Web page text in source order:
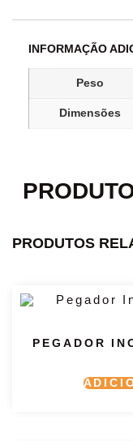
INFORMAÇÃO
Peso
Dimensões
PRODUTOS
PEGADOR